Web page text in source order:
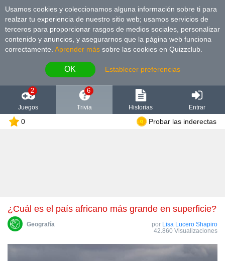
Usamos cookies y coleccionamos alguna información sobre ti para
realzar tu experiencia de nuestro sitio web; usamos servicios de
terceros para proporcionar rasgos de medios sociales, personalizar
contenido y anuncios, y asegurarnos que la página web funciona
correctamente. Aprender más sobre las cookies en Quizzclub.
OK Establecer preferencias
2
Juegos
6
Trivia Historias Entrar
0 Probar las inderectas
¿Cuál es el país africano más grande en superficie?
Geografía por Lisa Lucero Shapiro
42.860 Visualizaciones